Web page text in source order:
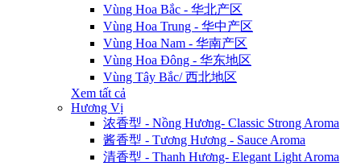
Vùng Hoa Bắc - 华北产区
Vùng Hoa Trung - 华中产区
Vùng Hoa Nam - 华南产区
Vùng Hoa Đông - 华东地区
Vùng Tây Bắc/ 西北地区
Xem tất cả
Hương Vị
浓香型 - Nồng Hương- Classic Strong Aroma
酱香型 - Tương Hương - Sauce Aroma
清香型 - Thanh Hương- Elegant Light Aroma